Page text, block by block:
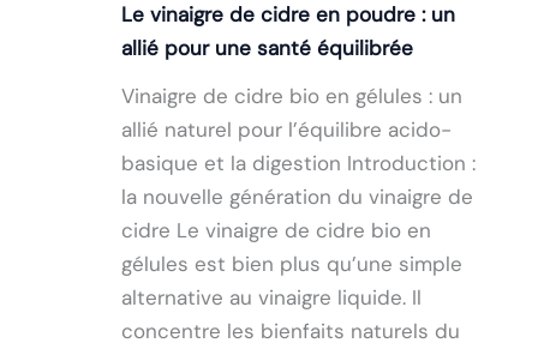
Le vinaigre de cidre en poudre : un
allié pour une santé équilibrée
Vinaigre de cidre bio en gélules : un
allié naturel pour l’équilibre acido-
basique et la digestion Introduction :
la nouvelle génération du vinaigre de
cidre Le vinaigre de cidre bio en
gélules est bien plus qu’une simple
alternative au vinaigre liquide. Il
concentre les bienfaits naturels du